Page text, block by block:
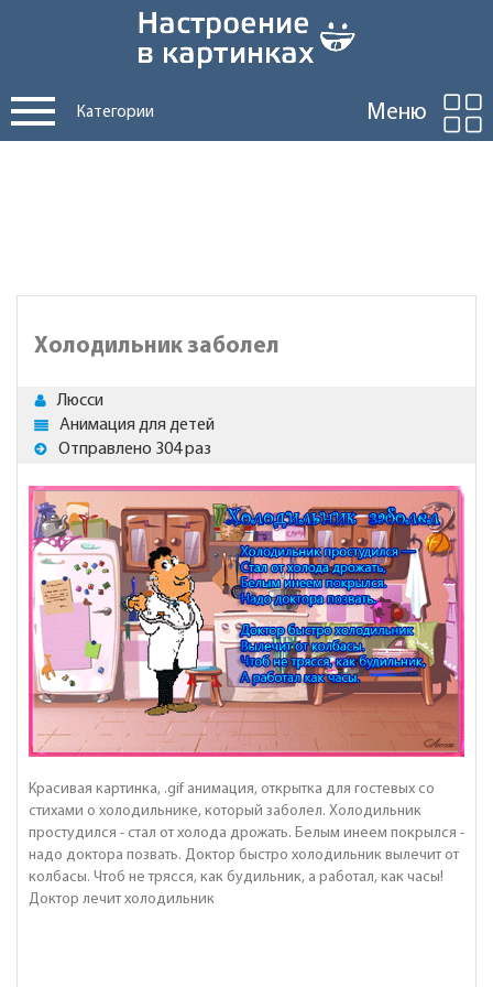
Категории Меню
Холодильник заболел
Люсси
Анимация для детей
Отправлено 304 раз
Красивая картинка, .gif анимация, открытка для гостевых со
стихами о холодильнике, который заболел. Холодильник
простудился - стал от холода дрожать. Белым инеем покрылся -
надо доктора позвать. Доктор быстро холодильник вылечит от
колбасы. Чтоб не трясся, как будильник, а работал, как часы!
Доктор лечит холодильник